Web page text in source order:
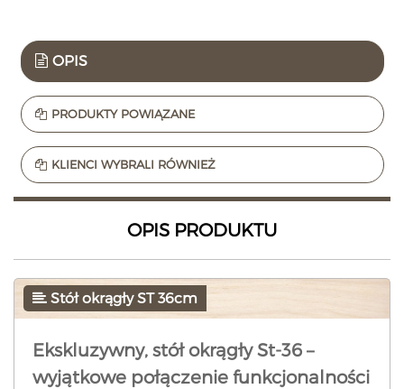
OPIS
PRODUKTY POWIĄZANE
KLIENCI WYBRALI RÓWNIEŻ
OPIS PRODUKTU
Stół okrągły ST 36cm
Ekskluzywny, stół okrągły St-36 –
wyjątkowe połączenie funkcjonalności